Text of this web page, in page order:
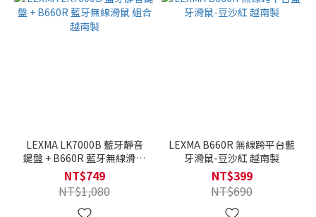
LEXMA LK7000B 藍牙靜音
鍵盤 + B660R 藍牙無線滑鼠
組合 越南製
NT$749
NT$1,080
LEXMA B660R 無線跨平台藍
牙滑鼠-豆沙紅 越南製
NT$399
NT$690